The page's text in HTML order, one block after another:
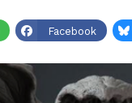
Facebook